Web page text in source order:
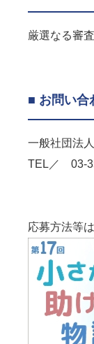
厳選なる審
■ お問い合
一般社団法
TEL／ 03-
応募方法等